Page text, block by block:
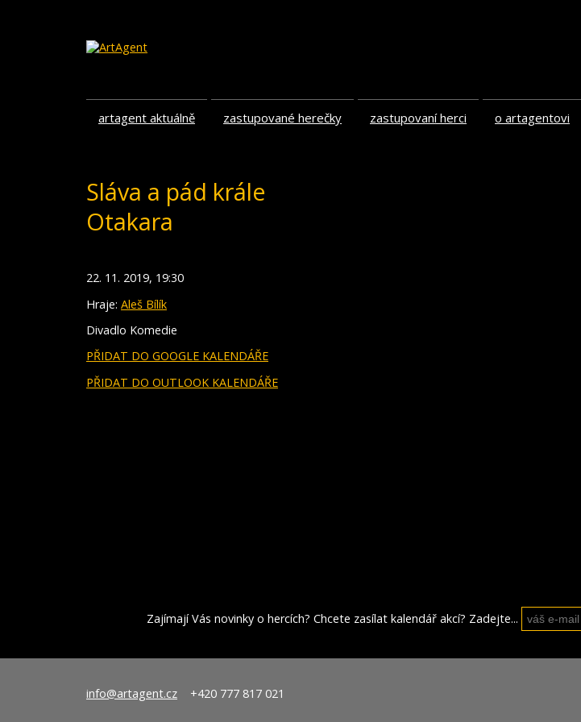
artagent aktuálně zastupované herečky zastupovaní herci o artagentovi
Sláva a pád krále
Otakara
22. 11. 2019, 19:30
Hraje: Aleš Bílík
Divadlo Komedie
PŘIDAT DO GOOGLE KALENDÁŘE
PŘIDAT DO OUTLOOK KALENDÁŘE
Zajímají Vás novinky o hercích? Chcete zasílat kalendář akcí? Zadejte...
info@artagent.cz +420 777 817 021